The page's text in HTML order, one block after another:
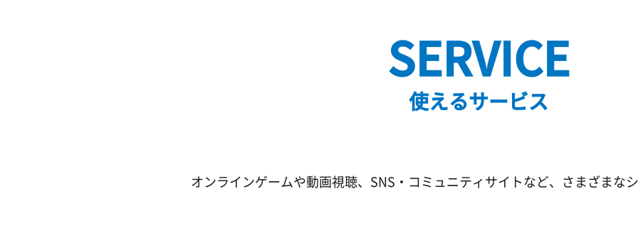
SERVICE
使えるサービス
オンラインゲームや動画視聴、SNS・コミュニティサイトなど、さまざまな